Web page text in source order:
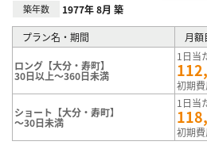
築年数 1977年 8月 築
プラン名・期間 月額
ロング【大分・寿町】
30日以上～360日未満
1日当
初期
ショート【大分・寿町】
～30日未満
1日当
初期